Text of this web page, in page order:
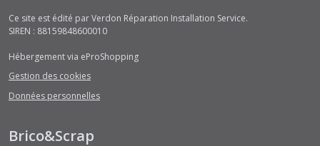
Ce site est édité par Verdon Réparation Installation Service.
SIREN : 88159848600010
Hébergement via eProShopping
Gestion des cookies
Données personnelles
Brico&Scrap